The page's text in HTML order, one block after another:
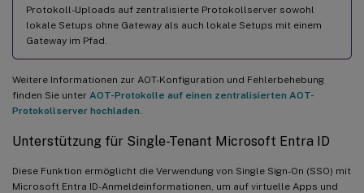
Protokoll-Uploads auf zentralisierte Protokollserver sowohl
lokale Setups ohne Gateway als auch lokale Setups mit einem
Gateway im Pfad.
Weitere Informationen zur AOT-Konfiguration und Fehlerbehebung
finden Sie unter AOT-Protokolle auf einen zentralisierten AOT-
Protokollserver hochladen
Unterstützung für Single-Tenant Microsoft Entra ID
Diese Funktion ermöglicht die Verwendung von Single Sign-On (SSO) mit
Microsoft Entra ID-Anmeldeinformationen, um auf virtuelle Apps und